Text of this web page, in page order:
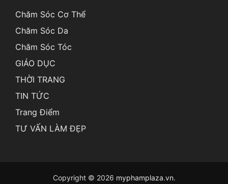
Chăm Sóc Cơ Thể
Chăm Sóc Da
Chăm Sóc Tóc
GIÁO DỤC
THỜI TRANG
TIN TỨC
Trang Điểm
TƯ VẤN LÀM ĐẸP
Copyright © 2026 myphamplaza.vn.